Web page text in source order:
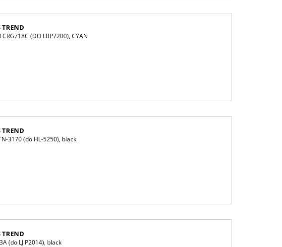
TREND
CRG718C (DO LBP7200), CYAN
TREND
3170 (do HL-5250), black
TREND
(do LJ P2014), black